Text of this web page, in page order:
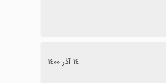
١٤ آذر ١٤٠٠